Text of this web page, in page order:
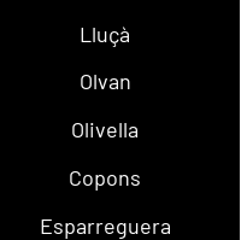
Lluçà
Olvan
Olivella
Copons
Esparreguera